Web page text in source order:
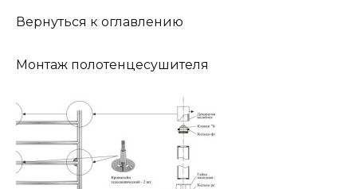
Вернуться к оглавлению
Монтаж полотенцесушителя